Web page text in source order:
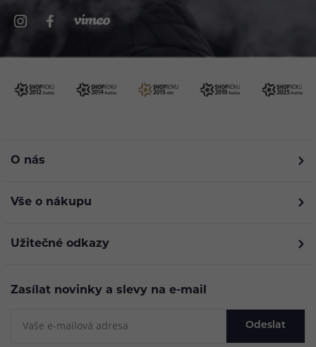
O nás
Vše o nákupu
Užitečné odkazy
Zasílat novinky a slevy na e-mail
Odeslat